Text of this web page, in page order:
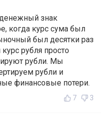
знак
когда курс сума был
был десятки раз
рубля просто
рубли. Мы
рубли и
финансовые потери.
7 3